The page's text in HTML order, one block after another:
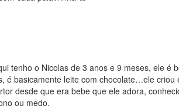
tenho o Nicolas de 3 anos e 9 meses, ele
é basicamente leite com chocolate…ele
desde que era bebe que ele adora,
ou medo.